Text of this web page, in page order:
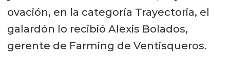
ovación, en la categoría Trayectoria, el
galardón lo recibió Alexis Bolados,
gerente de Farming de Ventisqueros.